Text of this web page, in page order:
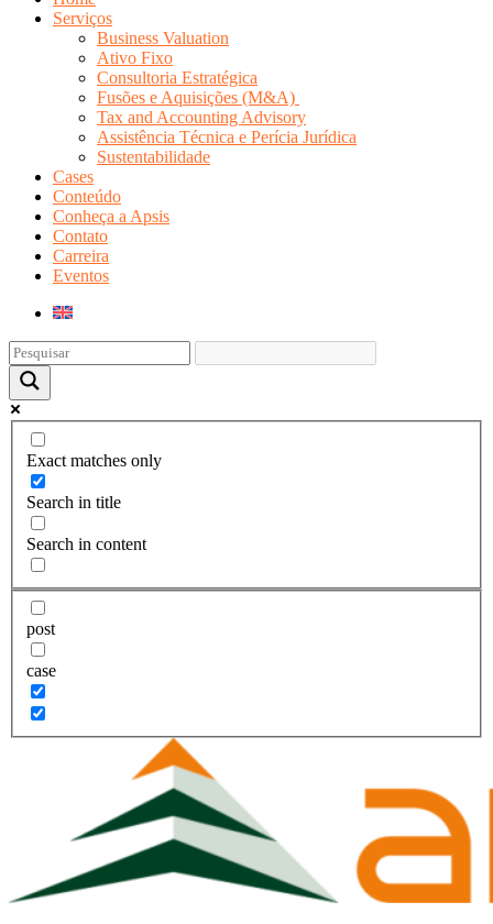
Serviços
Business Valuation
Ativo Fixo
Consultoria Estratégica
Fusões e Aquisições (M&A)
Tax and Accounting Advisory
Assistência Técnica e Perícia Jurídica
Sustentabilidade
Cases
Conteúdo
Conheça a Apsis
Contato
Carreira
Eventos
Exact matches only
Search in title
Search in content
post
case